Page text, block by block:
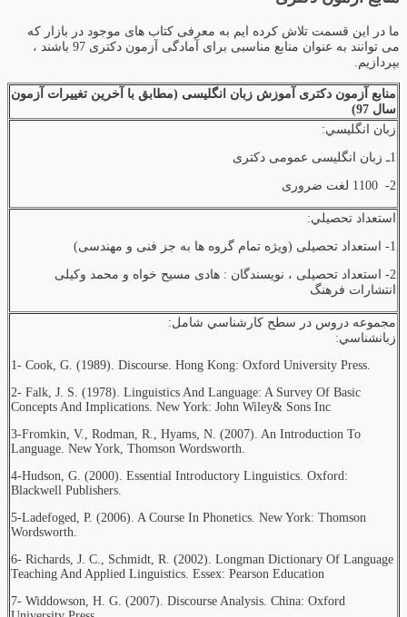
ما در این قسمت تلاش کرده ‌ایم به معرفی کتاب‌ های موجود در بازار که
می توانند به عنوان منابع مناسبی برای آمادگی آزمون دکتری 97 باشند ،
بپردازیم.
منابع آزمون دکتری آموزش زبان انگلیسی (مطابق با آخرین تغییرات آزمون
سال 97)
زبان انگليسي:
1ـ زبان انگلیسی عمومی دکتری
2- 1100 لغت ضروری
استعداد تحصيلي:
1- استعداد تحصیلی (ویژه تمام گروه ها به جز فنی و مهندسی)
2- استعداد تحصیلی ، نویسندگان : هادی مسیح خواه و محمد وکیلی
انتشارات فرهنگ
مجموعه دروس در سطح كارشناسي شامل:
زبانشناسي:
1- Cook, G. (1989). Discourse. Hong Kong: Oxford University Press.
2- Falk, J. S. (1978). Linguistics And Language: A Survey Of Basic
Concepts And Implications. New York: John Wiley& Sons Inc
3-Fromkin, V., Rodman, R., Hyams, N. (2007). An Introduction To
Language. New York, Thomson Wordsworth.
4-Hudson, G. (2000). Essential Introductory Linguistics. Oxford:
Blackwell Publishers.
5-Ladefoged, P. (2006). A Course In Phonetics. New York: Thomson
Wordsworth.
6- Richards, J. C., Schmidt, R. (2002). Longman Dictionary Of Language
Teaching And Applied Linguistics. Essex: Pearson Education
7- Widdowson, H. G. (2007). Discourse Analysis. China: Oxford